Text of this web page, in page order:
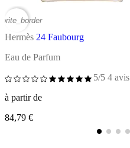
Hermès 24 Faubourg
Eau de Parfum
5/5 4 avis
à partir de
84,79 €